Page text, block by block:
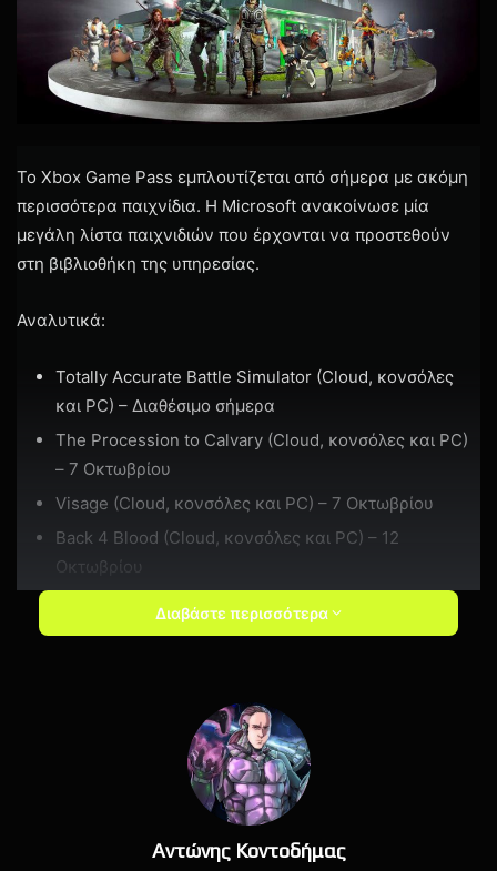
Το Xbox Game Pass εμπλουτίζεται από σήμερα με ακόμη
περισσότερα παιχνίδια. Η Microsoft ανακοίνωσε μία
μεγάλη λίστα παιχνιδιών που έρχονται να προστεθούν
στη βιβλιοθήκη της υπηρεσίας.
Αναλυτικά:
Totally Accurate Battle Simulator (Cloud, κονσόλες
και PC) – Διαθέσιμο σήμερα
The Procession to Calvary (Cloud, κονσόλες και PC)
– 7 Οκτωβρίου
Visage (Cloud, κονσόλες και PC) – 7 Οκτωβρίου
Back 4 Blood (Cloud, κονσόλες και PC) – 12
Οκτωβρίου
Ring of Pain (Cloud, κονσόλες και PC) – 14
The Riftbreaker (Cloud, Xbox Series και PC) – 14
The Good Life (Cloud, κονσόλες και PC) – 14
Διαβάστε περισσότερα
Αντώνης Κοντοδήμας